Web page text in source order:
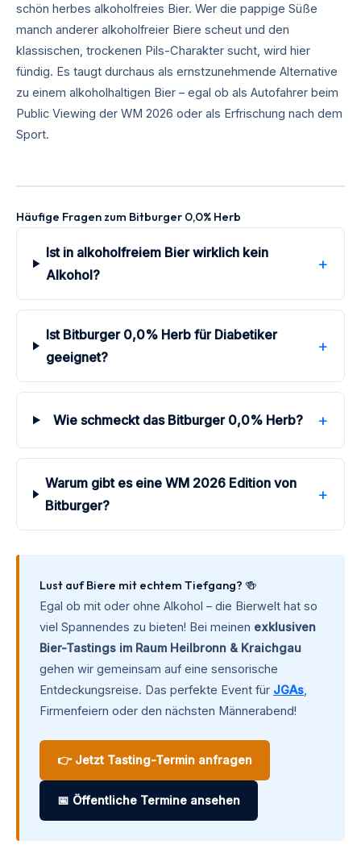
schön herbes alkoholfreies Bier. Wer die pappige Süße
manch anderer alkoholfreier Biere scheut und den
klassischen, trockenen Pils-Charakter sucht, wird hier
fündig. Es taugt durchaus als ernstzunehmende Alternative
zu einem alkoholhaltigen Bier – egal ob als Autofahrer beim
Public Viewing der WM 2026 oder als Erfrischung nach dem
Sport.
Häufige Fragen zum Bitburger 0,0% Herb
Ist in alkoholfreiem Bier wirklich kein
Alkohol?
+
Ist Bitburger 0,0% Herb für Diabetiker
geeignet?
+
Wie schmeckt das Bitburger 0,0% Herb? +
Warum gibt es eine WM 2026 Edition von
Bitburger?
+
Lust auf Biere mit echtem Tiefgang? 🍻
Egal ob mit oder ohne Alkohol – die Bierwelt hat so
viel Spannendes zu bieten! Bei meinen exklusiven
Bier-Tastings im Raum Heilbronn & Kraichgau
gehen wir gemeinsam auf eine sensorische
Entdeckungsreise. Das perfekte Event für JGAs,
Firmenfeiern oder den nächsten Männerabend!
👉 Jetzt Tasting-Termin anfragen
📅 Öffentliche Termine ansehen